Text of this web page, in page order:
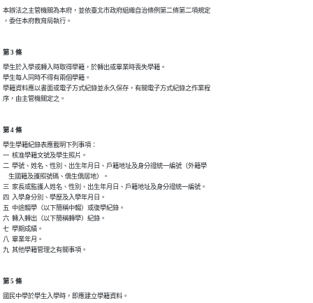
本辦法之主管機關為本府，並依臺北市政府組織自治條例第二條第二項規定
，委任本府教育局執行。
第 3 條
學生於入學或轉入時取得學籍，於轉出或畢業時喪失學籍。
學生每人同時不得有兩個學籍。
學籍資料應以書面或電子方式紀錄並永久保存，有關電子方式紀錄之作業程
序，由主管機關定之。
第 4 條
學生學籍紀錄表應載明下列事項：
一  核准學籍文號及學生照片。
二  學號、姓名、性別、出生年月日、戶籍地址及身分證統一編號（外籍學
    生國籍及護照號碼、僑生僑居地）。
三  家長或監護人姓名、性別、出生年月日、戶籍地址及身分證統一編號。
四  入學身分別、學歷及入學年月日。
五  中途輟學（以下簡稱中輟）或復學紀錄。
六  轉入轉出（以下簡稱轉學）紀錄。
七  學期成績。
八  畢業年月。
九  其他學籍管理之有關事項。
第 5 條
國民中學於學生入學時，即應建立學籍資料。